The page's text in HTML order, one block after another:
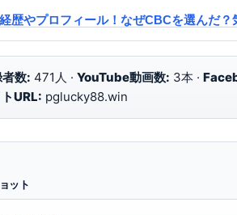
歴やプロフィール！なぜCBCを選んだ
数: 471人 · YouTube動画数: 3本 ·
URL: pglucky88.win
ット